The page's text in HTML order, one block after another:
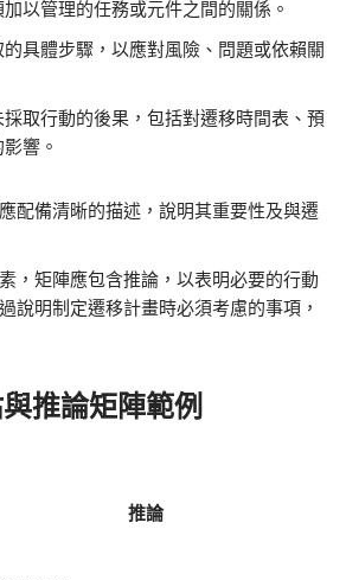
加以管理的任務或元件之間的關係。
的具體步驟，以應對風險、問題或依賴關
採取行動的後果，包括對遷移時間表、預
響。
配備清晰的描述，說明其重要性及與遷
，矩陣應包含推論，以表明必要的行動
說明制定遷移計畫時必須考慮的事項，
推論矩陣範例
推論